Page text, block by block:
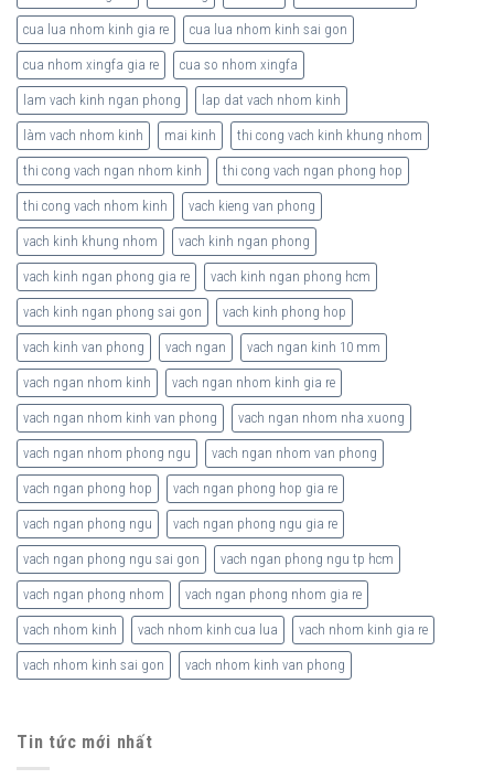
cua lua nhom kinh gia re cua lua nhom kinh sai gon
cua nhom xingfa gia re cua so nhom xingfa
lam vach kinh ngan phong lap dat vach nhom kinh
làm vach nhom kinh mai kinh thi cong vach kinh khung nhom
thi cong vach ngan nhom kinh thi cong vach ngan phong hop
thi cong vach nhom kinh vach kieng van phong
vach kinh khung nhom vach kinh ngan phong
vach kinh ngan phong gia re vach kinh ngan phong hcm
vach kinh ngan phong sai gon vach kinh phong hop
vach kinh van phong vach ngan vach ngan kinh 10 mm
vach ngan nhom kinh vach ngan nhom kinh gia re
vach ngan nhom kinh van phong vach ngan nhom nha xuong
vach ngan nhom phong ngu vach ngan nhom van phong
vach ngan phong hop vach ngan phong hop gia re
vach ngan phong ngu vach ngan phong ngu gia re
vach ngan phong ngu sai gon vach ngan phong ngu tp hcm
vach ngan phong nhom vach ngan phong nhom gia re
vach nhom kinh vach nhom kinh cua lua vach nhom kinh gia re
vach nhom kinh sai gon vach nhom kinh van phong
Tin tức mới nhất